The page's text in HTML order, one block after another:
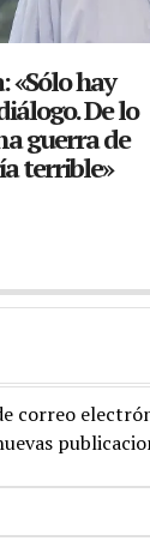
hay
De lo
guerra de
terrible»
correo